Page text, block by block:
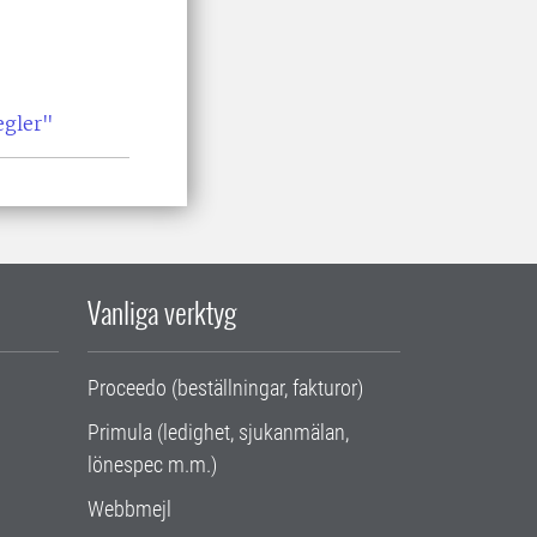
Vanliga verktyg
Proceedo (beställningar, fakturor)
Primula (ledighet, sjukanmälan,
lönespec m.m.)
Webbmejl